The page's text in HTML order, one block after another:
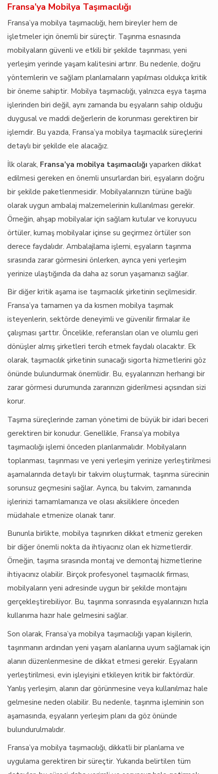
Fransa’ya Mobilya Taşımacılığı
Fransa’ya mobilya taşımacılığı, hem bireyler hem de
işletmeler için önemli bir süreçtir. Taşınma esnasında
mobilyaların güvenli ve etkili bir şekilde taşınması, yeni
yerleşim yerinde yaşam kalitesini artırır. Bu nedenle, doğru
yöntemlerin ve sağlam planlamaların yapılması oldukça kritik
bir öneme sahiptir. Mobilya taşımacılığı, yalnızca eşya taşıma
işlerinden biri değil, aynı zamanda bu eşyaların sahip olduğu
duygusal ve maddi değerlerin de korunması gerektiren bir
işlemdir. Bu yazıda, Fransa’ya mobilya taşımacılık süreçlerini
detaylı bir şekilde ele alacağız.
İlk olarak, Fransa’ya mobilya taşımacılığı yaparken dikkat
edilmesi gereken en önemli unsurlardan biri, eşyaların doğru
bir şekilde paketlenmesidir. Mobilyalarınızın türüne bağlı
olarak uygun ambalaj malzemelerinin kullanılması gerekir.
Örneğin, ahşap mobilyalar için sağlam kutular ve koruyucu
örtüler, kumaş mobilyalar içinse su geçirmez örtüler son
derece faydalıdır. Ambalajlama işlemi, eşyaların taşınma
sırasında zarar görmesini önlerken, ayrıca yeni yerleşim
yerinize ulaştığında da daha az sorun yaşamanızı sağlar.
Bir diğer kritik aşama ise taşımacılık şirketinin seçilmesidir.
Fransa’ya tamamen ya da kısmen mobilya taşımak
isteyenlerin, sektörde deneyimli ve güvenilir firmalar ile
çalışması şarttır. Öncelikle, referansları olan ve olumlu geri
dönüşler almış şirketleri tercih etmek faydalı olacaktır. Ek
olarak, taşımacılık şirketinin sunacağı sigorta hizmetlerini göz
önünde bulundurmak önemlidir. Bu, eşyalarınızın herhangi bir
zarar görmesi durumunda zararınızın giderilmesi açısından sizi
korur.
Taşıma süreçlerinde zaman yönetimi de büyük bir idari beceri
gerektiren bir konudur. Genellikle, Fransa’ya mobilya
taşımacılığı işlemi önceden planlanmalıdır. Mobilyaların
toplanması, taşınması ve yeni yerleşim yerinize yerleştirilmesi
aşamalarında detaylı bir takvim oluşturmak, taşınma sürecinin
sorunsuz geçmesini sağlar. Ayrıca, bu takvim, zamanında
işlerinizi tamamlamanıza ve olası aksiliklere önceden
müdahale etmenize olanak tanır.
Bununla birlikte, mobilya taşınırken dikkat etmeniz gereken
bir diğer önemli nokta da ihtiyacınız olan ek hizmetlerdir.
Örneğin, taşıma sırasında montaj ve demontaj hizmetlerine
ihtiyacınız olabilir. Birçok profesyonel taşımacılık firması,
mobilyaların yeni adresinde uygun bir şekilde montajını
gerçekleştirebiliyor. Bu, taşınma sonrasında eşyalarınızın hızla
kullanıma hazır hale gelmesini sağlar.
Son olarak, Fransa’ya mobilya taşımacılığı yapan kişilerin,
taşınmanın ardından yeni yaşam alanlarına uyum sağlamak için
alanın düzenlenmesine de dikkat etmesi gerekir. Eşyaların
yerleştirilmesi, evin işleyişini etkileyen kritik bir faktördür.
Yanlış yerleşim, alanın dar görünmesine veya kullanılmaz hale
gelmesine neden olabilir. Bu nedenle, taşınma işleminin son
aşamasında, eşyaların yerleşim planı da göz önünde
bulundurulmalıdır.
Fransa’ya mobilya taşımacılığı, dikkatli bir planlama ve
uygulama gerektiren bir süreçtir. Yukarıda belirtilen tüm